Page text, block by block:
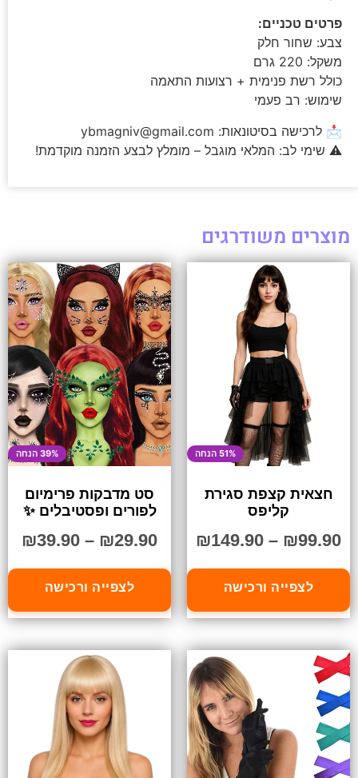
פרטים טכניים:
צבע: שחור חלק
משקל: 220 גרם
כולל רשת פנימית + רצועות התאמה
שימוש: רב פעמי
📩 לרכישה בסיטונאות: ybmagniv@gmail.com
⚠️ שימי לב: המלאי מוגבל – מומלץ לבצע הזמנה מוקדמת!
מוצרים משודרגים
51% הנחה
חצאית קצפת סגירת
קליפס
₪99.90
–
₪149.90
לצפייה ורכישה
39% הנחה
סט מדבקות פרימיום
לפורים ופסטיבלים ✨
₪29.90
–
₪39.90
לצפייה ורכישה